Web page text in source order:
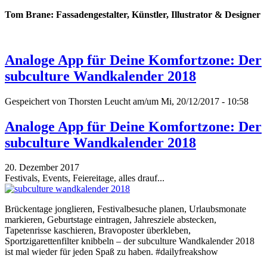
Tom Brane: Fassadengestalter, Künstler, Illustrator & Designer
Analoge App für Deine Komfortzone: Der
subculture Wandkalender 2018
Gespeichert von Thorsten Leucht am/um Mi, 20/12/2017 - 10:58
Analoge App für Deine Komfortzone: Der
subculture Wandkalender 2018
20. Dezember 2017
Festivals, Events, Feiereitage, alles drauf...
Brückentage jonglieren, Festivalbesuche planen, Urlaubsmonate
markieren, Geburtstage eintragen, Jahresziele abstecken,
Tapetenrisse kaschieren, Bravoposter überkleben,
Sportzigarettenfilter knibbeln – der subculture Wandkalender 2018
ist mal wieder für jeden Spaß zu haben. #dailyfreakshow